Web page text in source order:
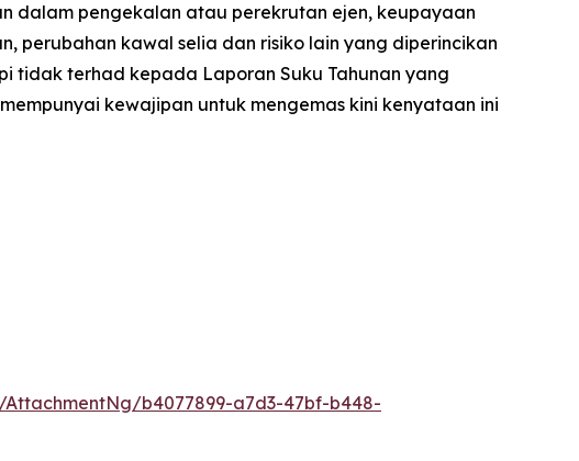
dalam pengekalan atau perekrutan ejen, keupayaan
perubahan kawal selia dan risiko lain yang diperincikan
tidak terhad kepada Laporan Suku Tahunan yang
kewajipan untuk mengemas kini kenyataan ini
b4077899-a7d3-47bf-b448-